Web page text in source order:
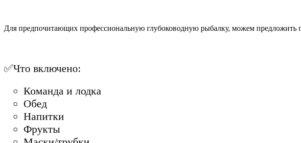
Для предпочитающих профессиональную глубоководную рыбалку, можем предложить
✅Что включено:
Команда и лодка
Обед
Напитки
Фрукты